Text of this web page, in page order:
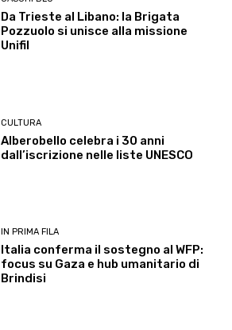
Da Trieste al Libano: la Brigata
Pozzuolo si unisce alla missione
Unifil
CULTURA
Alberobello celebra i 30 anni
dall’iscrizione nelle liste UNESCO
IN PRIMA FILA
Italia conferma il sostegno al WFP:
focus su Gaza e hub umanitario di
Brindisi